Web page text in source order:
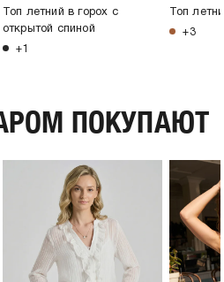
Топ летний в горох с
открытой спиной
+1
Топ
+3
ПОКУПАЮТ